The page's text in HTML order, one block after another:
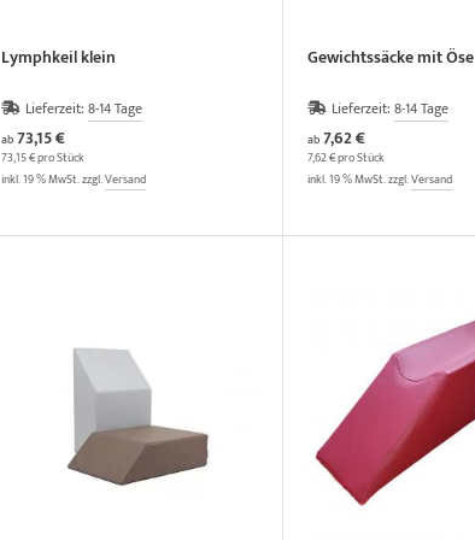
Lymphkeil klein
Lieferzeit:8-14 Tage
ab 73,15 €
73,15 € pro Stück
inkl. 19 % MwSt. zzgl.Versand
Gewichtssäcke mit Öse
Lieferzeit: 8-14 Tage
ab7,62 €
7,62 € pro Stück
inkl. 19 % MwSt. zzgl.Versand